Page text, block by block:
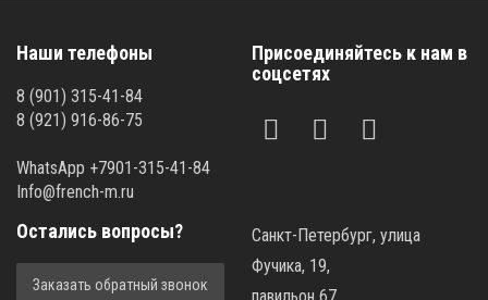
Наши телефоны
8 (901) 315-41-84
8 (921) 916-86-75
WhatsApp +7901-315-41-84
Info@french-m.ru
Присоединяйтесь к нам в
соцсетях
Остались вопросы?
Заказать обратный звонок
Санкт-Петербург, улица
Фучика, 19,